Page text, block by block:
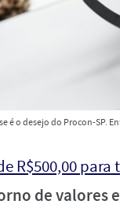
é o desejo do Procon-SP.
R$500,00 para
de valores